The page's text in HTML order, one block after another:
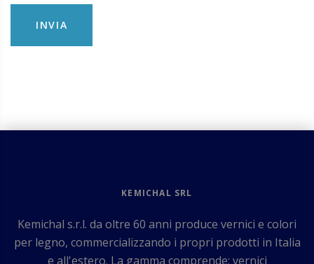
INVIA
KEMICHAL SRL
Kemichal s.r.l. da oltre 60 anni produce vernici e colori
per legno, commercializzando i propri prodotti in Italia
e all'estero. La gamma comprende: vernici